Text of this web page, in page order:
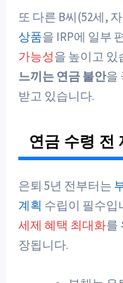
또 다른 B씨(52세,
상품을 IRP에 일부
가능성을 높이고 있
느끼는 연금 불안을
받고 있습니다.
연금 수령 전
은퇴 5년 전부터는
계획 수립이 필수입
세제 혜택 최대화를
장됩니다.